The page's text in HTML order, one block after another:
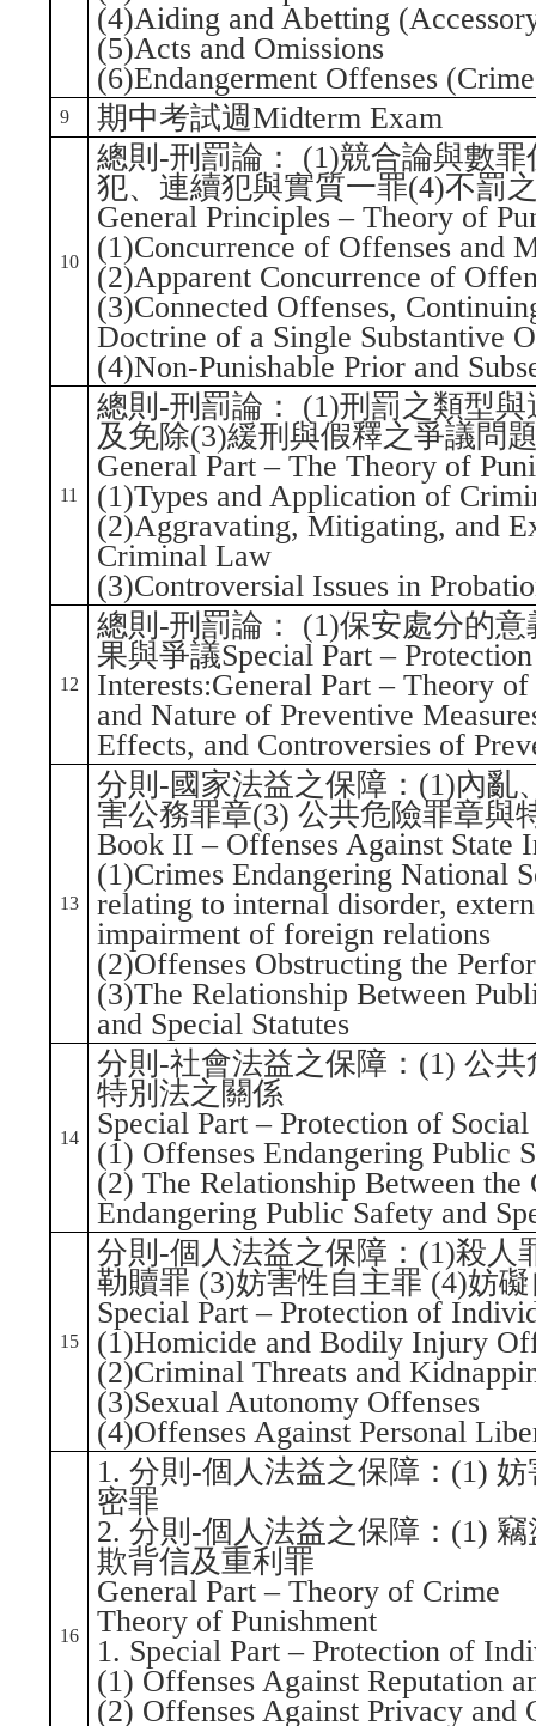
(4)Aiding and Abetting
(5)Acts and Omissions
(6)Endangerment Offenses
9 期中考試週Midterm Exam
10
總則-刑罰論： (1)競合論與數
犯、連續犯與實質一罪(4)不罰
General Principles – Theory of
(1)Concurrence of Offenses and
(2)Apparent Concurrence of
(3)Connected Offenses,
Doctrine of a Single Substantive
(4)Non-Punishable Prior and
11
總則-刑罰論： (1)刑罰之類型
及免除(3)緩刑與假釋之爭議問
General Part – The Theory of
(1)Types and Application of
(2)Aggravating, Mitigating, and
Criminal Law
(3)Controversial Issues in
12
總則-刑罰論： (1)保安處分的
果與爭議Special Part –
Interests:General Part – Theory
and Nature of Preventive
Effects, and Controversies of
13
分則-國家法益之保障：(1)內亂
害公務罪章(3) 公共危險罪章與
Book II – Offenses Against State
(1)Crimes Endangering National
relating to internal disorder,
impairment of foreign relations
(2)Offenses Obstructing the
(3)The Relationship Between
and Special Statutes
14
分則-社會法益之保障：(1) 公
特別法之關係
Special Part – Protection of
(1) Offenses Endangering Public
(2) The Relationship Between the
Endangering Public Safety and
15
分則-個人法益之保障：(1)殺人
勒贖罪 (3)妨害性自主罪 (4)妨
Special Part – Protection of
(1)Homicide and Bodily Injury
(2)Criminal Threats and
(3)Sexual Autonomy Offenses
(4)Offenses Against Personal
16
1. 分則-個人法益之保障：(1)
密罪
2. 分則-個人法益之保障：(1)
欺背信及重利罪
General Part – Theory of Crime
Theory of Punishment
1. Special Part – Protection of
(1) Offenses Against Reputation
(2) Offenses Against Privacy and